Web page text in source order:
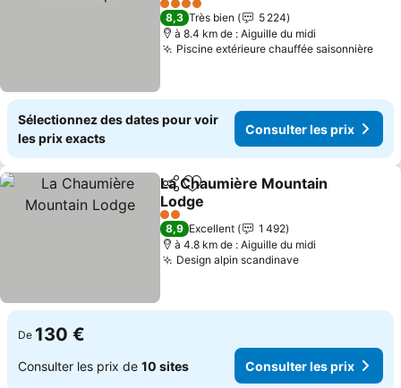
4 Étoiles
8,3 Très bien
5 224
à 8.4 km de : Aiguille du midi
Piscine extérieure chauffée saisonnière
Sélectionnez des dates pour voir
les prix exacts
Consulter les prix
PartagerAjouter à mes favoris
La Chaumière Mountain
Lodge
2 Étoiles
8,9 Excellent
1 492
à 4.8 km de : Aiguille du midi
Design alpin scandinave
De 130 €
Consulter les prix de 10 sites Consulter les prix